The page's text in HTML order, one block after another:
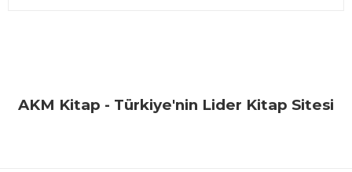
Yorum Yaz
Ürün resmi kalitesiz, bozuk veya görüntülenemiyor.
AKM Kitap - Türkiye'nin Lider Kitap Sitesi